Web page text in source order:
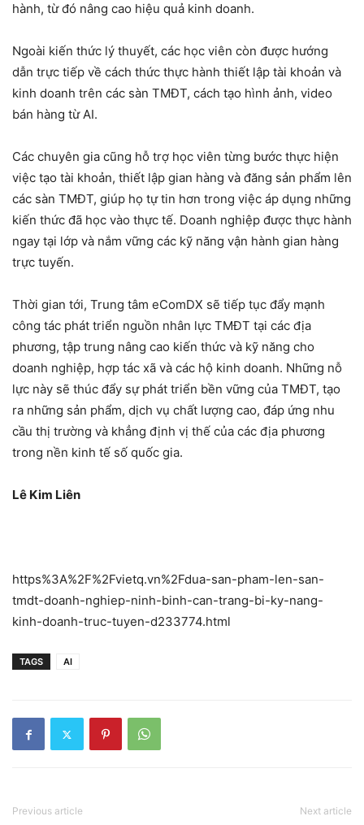
hành, từ đó nâng cao hiệu quả kinh doanh.
Ngoài kiến thức lý thuyết, các học viên còn được hướng
dẫn trực tiếp về cách thức thực hành thiết lập tài khoản và
kinh doanh trên các sàn TMĐT, cách tạo hình ảnh, video
bán hàng từ AI.
Các chuyên gia cũng hỗ trợ học viên từng bước thực hiện
việc tạo tài khoản, thiết lập gian hàng và đăng sản phẩm lên
các sàn TMĐT, giúp họ tự tin hơn trong việc áp dụng những
kiến thức đã học vào thực tế. Doanh nghiệp được thực hành
ngay tại lớp và nắm vững các kỹ năng vận hành gian hàng
trực tuyến.
Thời gian tới, Trung tâm eComDX sẽ tiếp tục đẩy mạnh
công tác phát triển nguồn nhân lực TMĐT tại các địa
phương, tập trung nâng cao kiến thức và kỹ năng cho
doanh nghiệp, hợp tác xã và các hộ kinh doanh. Những nỗ
lực này sẽ thúc đẩy sự phát triển bền vững của TMĐT, tạo
ra những sản phẩm, dịch vụ chất lượng cao, đáp ứng nhu
cầu thị trường và khẳng định vị thế của các địa phương
trong nền kinh tế số quốc gia.
Lê Kim Liên
https%3A%2F%2Fvietq.vn%2Fdua-san-pham-len-san-
tmdt-doanh-nghiep-ninh-binh-can-trang-bi-ky-nang-
kinh-doanh-truc-tuyen-d233774.html
TAGS AI
Previous article Next article